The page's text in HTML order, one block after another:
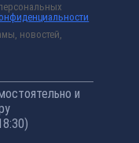
новостей,
и